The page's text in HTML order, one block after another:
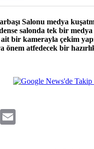
Salonu medya
salonda tek bir
bir kamerayla çekim
önem atfedecek bir
Copy
Link